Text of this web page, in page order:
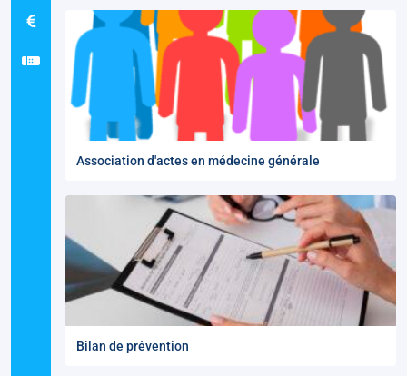
Association d'actes en médecine générale
Bilan de prévention